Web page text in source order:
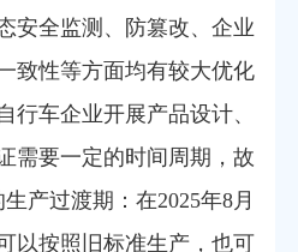
安全监测、防篡改、企业
致性等方面均有较大优化
行车企业开展产品设计、
需要一定的时间周期，故
产过渡期：在2025年8月
以按照旧标准生产，也可